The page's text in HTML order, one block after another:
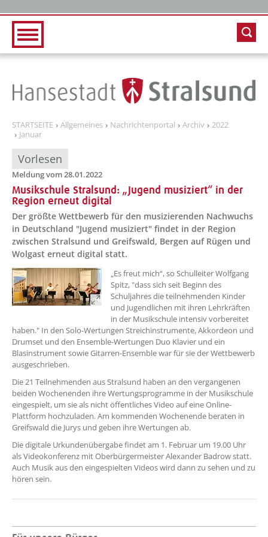
STARTSEITE Allgemeines Nachrichtenportal Archiv
2022
Januar
Vorlesen
Meldung vom 28.01.2022
Musikschule Stralsund: „Jugend musiziert“ in der
Region erneut digital
Der größte Wettbewerb für den musizierenden Nachwuchs
in Deutschland "Jugend musiziert" findet in der Region
zwischen Stralsund und Greifswald, Bergen auf Rügen und
Wolgast erneut digital statt.
„Es freut mich“, so Schulleiter Wolfgang
Spitz, "dass sich seit Beginn des
Schuljahres die teilnehmenden Kinder
und Jugendlichen mit ihren Lehrkräften
in der Musikschule intensiv vorbereitet
haben." In den Solo-Wertungen Streichinstrumente, Akkordeon und
Drumset und den Ensemble-Wertungen Duo Klavier und ein
Blasinstrument sowie Gitarren-Ensemble war für sie der Wettbewerb
ausgeschrieben.
Die 21 Teilnehmenden aus Stralsund haben an den vergangenen
beiden Wochenenden ihre Wertungsprogramme in der Musikschule
eingespielt, um sie als nicht öffentliches Video auf eine Online-
Plattform hochzuladen. Am kommenden Wochenende beraten in
Greifswald die Jurys und geben ihre Wertungen ab.
Die digitale Urkundenübergabe findet am 1. Februar um 19.00 Uhr
als Videokonferenz mit Oberbürgermeister Alexander Badrow statt.
Auch Musik aus den eingespielten Videos wird dann zu sehen und zu
hören sein.